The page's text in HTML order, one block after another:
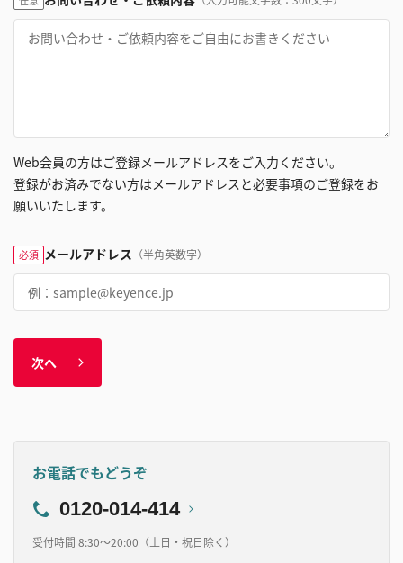
Web会員の方はご登録メールアドレスをご入力ください。
登録がお済みでない方はメールアドレスと必要事項のご登録をお
願いいたします。
必須 メールアドレス （半角英数字）
次へ
お電話でもどうぞ
0120-014-414
受付時間 8:30～20:00（土日・祝日除く）